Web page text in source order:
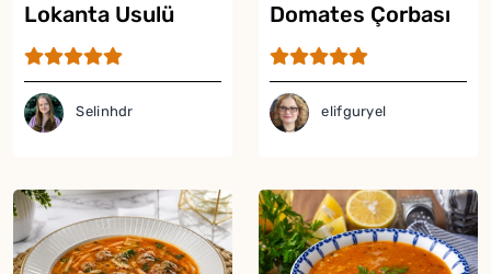
Lokanta Usulü
Mercimek Çorbası
Tarifi
Selinhdr
Domates Çorbası
Tarifi
elifguryel